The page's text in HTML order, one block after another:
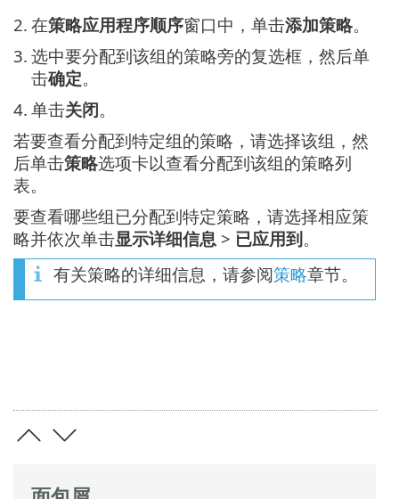
2. 在策略应用程序顺序窗口中，单击添加策略。
3. 选中要分配到该组的策略旁的复选框，然后单
击确定。
4. 单击关闭。
若要查看分配到特定组的策略，请选择该组，然
后单击策略选项卡以查看分配到该组的策略列
表。
要查看哪些组已分配到特定策略，请选择相应策
略并依次单击显示详细信息 > 已应用到。
有关策略的详细信息，请参阅策略章节。